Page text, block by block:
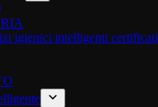
igienici intelligenti certificati